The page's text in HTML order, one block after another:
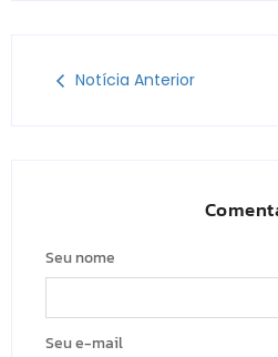
Notícia Anterior
Seu nome
Seu e-mail